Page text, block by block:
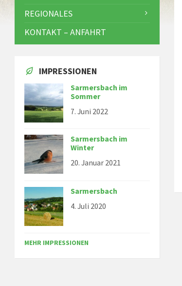
REGIONALES
KONTAKT – ANFAHRT
IMPRESSIONEN
Sarmersbach im
Sommer
7. Juni 2022
Sarmersbach im
Winter
20. Januar 2021
Sarmersbach
4. Juli 2020
MEHR IMPRESSIONEN